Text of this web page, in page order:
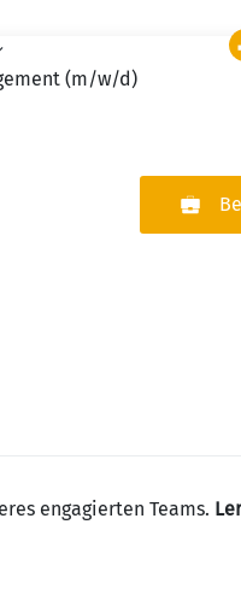
(m/w/d)
engagierten Teams.